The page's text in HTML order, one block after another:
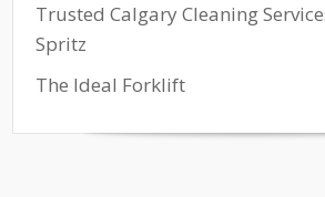
Trusted Calgary Cleaning
Spritz
The Ideal Forklift